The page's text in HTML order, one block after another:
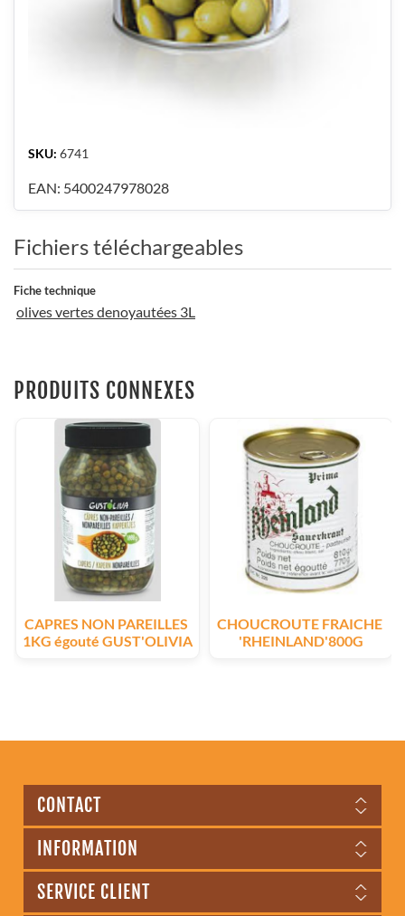
SKU: 6741
EAN: 5400247978028
Fichiers téléchargeables
Fiche technique
olives vertes denoyautées 3L
PRODUITS CONNEXES
CAPRES NON PAREILLES
1KG égouté GUST'OLIVIA
CHOUCROUTE FRAICHE
'RHEINLAND'800G
CONTACT
INFORMATION
SERVICE CLIENT